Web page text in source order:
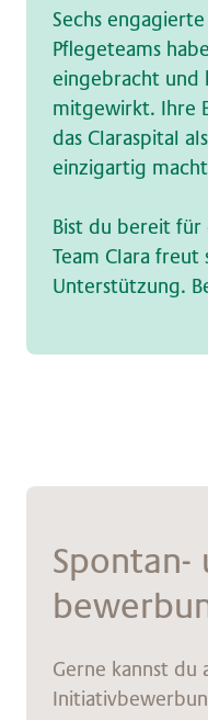
Sechs
Pflegeteams
eingebracht und
mitgewirkt. Ihre
das Claraspital
einzigartig
Bist du bereit für
Team Clara freut
Unterstützung.
Gerne kannst du